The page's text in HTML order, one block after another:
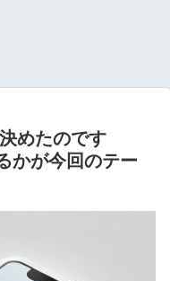
めたのです
かが今回のテー